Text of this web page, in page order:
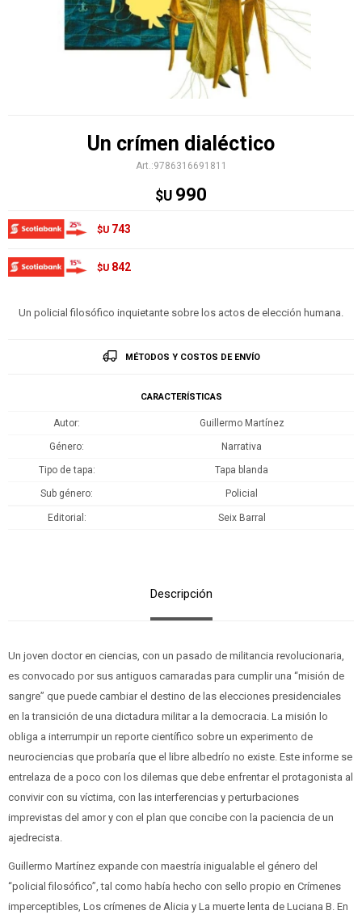
Un crímen dialéctico
9786316691811
$U 990
$U 743
$U 842
Un policial filosófico inquietante sobre los actos de elección humana.
MÉTODOS Y COSTOS DE ENVÍO
CARACTERÍSTICAS
Autor Guillermo Martínez
Género Narrativa
Tipo de tapa Tapa blanda
Sub género Policial
Editorial Seix Barral
Descripción
Un joven doctor en ciencias, con un pasado de militancia revolucionaria,
es convocado por sus antiguos camaradas para cumplir una “misión de
sangre” que puede cambiar el destino de las elecciones presidenciales
en la transición de una dictadura militar a la democracia. La misión lo
obliga a interrumpir un reporte científico sobre un experimento de
neurociencias que probaría que el libre albedrío no existe. Este informe se
entrelaza de a poco con los dilemas que debe enfrentar el protagonista al
convivir con su víctima, con las interferencias y perturbaciones
imprevistas del amor y con el plan que concibe con la paciencia de un
ajedrecista.
Guillermo Martínez expande con maestría inigualable el género del
“policial filosófico”, tal como había hecho con sello propio en Crímenes
imperceptibles, Los crímenes de Alicia y La muerte lenta de Luciana B. En